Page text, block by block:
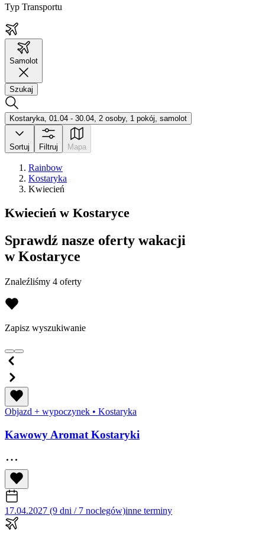
Typ Transportu
Samolot
Szukaj
Kostaryka, 01.04 - 30.04, 2 osoby, 1 pokój, samolot
Sortuj Filtruj Mapa
Rainbow
Kostaryka
Kwiecień
Kwiecień w Kostaryce
Sprawdź nasze oferty wakacji
w Kostaryce
Znaleźliśmy 4 oferty
Zapisz wyszukiwanie
Objazd + wypoczynek • Kostaryka
Kawowy Aromat Kostaryki
17.04.2027 (9 dni / 7 noclegów)inne terminy